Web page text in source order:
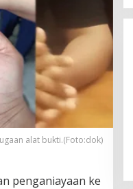
alat bukti.(Foto:dok)
penganiayaan ke
Laporan, Dinas